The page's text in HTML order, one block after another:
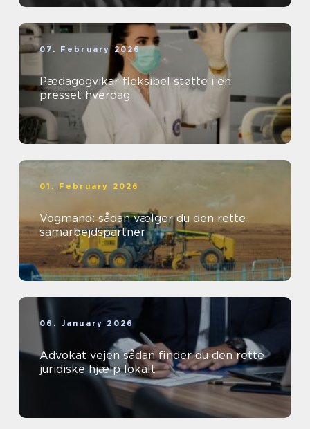
07. February 2026
Pædagogvikar fleksibel støtte i en
presset hverdag
01. February 2026
Vogmand: sådan vælger du den rette
samarbejdspartner
06. January 2026
Advokat vejen sådan finder du den rette
juridiske hjælp lokalt